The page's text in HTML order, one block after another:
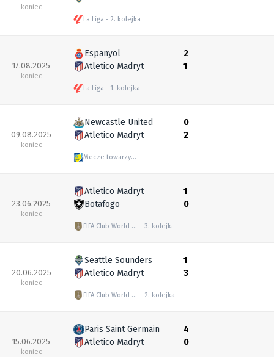
koniec
La Liga 2. kolejka
17.08.2025
koniec
Espanyol
Atletico Madryt
La Liga 1. kolejka
2
1
09.08.2025
koniec
Newcastle United
Atletico Madryt
Mecze towarzyskie
0
2
23.06.2025
koniec
Atletico Madryt
Botafogo
FIFA Club World Cup 3. kolejka
1
0
20.06.2025
koniec
Seattle Sounders
Atletico Madryt
FIFA Club World Cup 2. kolejka
1
3
15.06.2025
koniec
Paris Saint Germain
Atletico Madryt
4
0